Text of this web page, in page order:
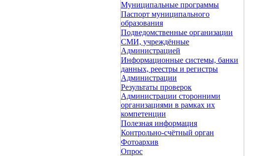
Муниципальные программы
Паспорт муниципального
образования
Подведомственные организации
СМИ, учреждённые
Администрацией
Информационные системы, банки
данных, реестры и регистры
Администрации
Результаты проверок
Администрации сторонними
организациями в рамках их
компетенции
Полезная информация
Контрольно-счётный орган
Фотоархив
Опрос